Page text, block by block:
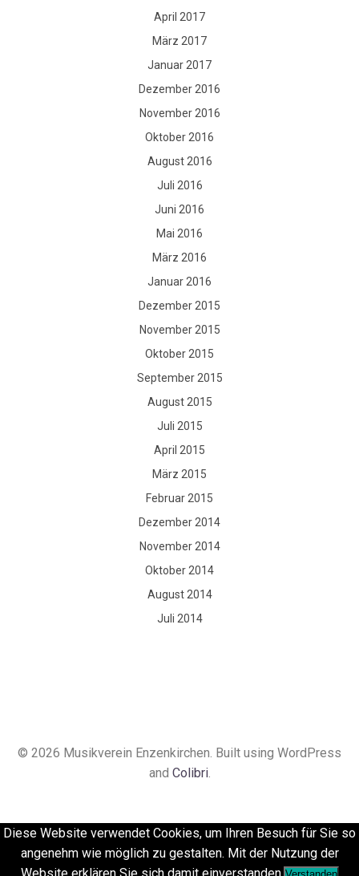
April 2017
März 2017
Januar 2017
Dezember 2016
November 2016
Oktober 2016
August 2016
Juli 2016
Juni 2016
Mai 2016
März 2016
Januar 2016
Dezember 2015
November 2015
Oktober 2015
September 2015
August 2015
Juli 2015
April 2015
März 2015
Februar 2015
Dezember 2014
November 2014
Oktober 2014
August 2014
Juli 2014
© 2026 Musikverein Enzenkirchen. Built using WordPress
and Colibri.
Diese Website verwendet Cookies, um Ihren Besuch für Sie so
angenehm wie möglich zu gestalten. Mit der Nutzung der
Website erklären Sie sich damit einverstanden.